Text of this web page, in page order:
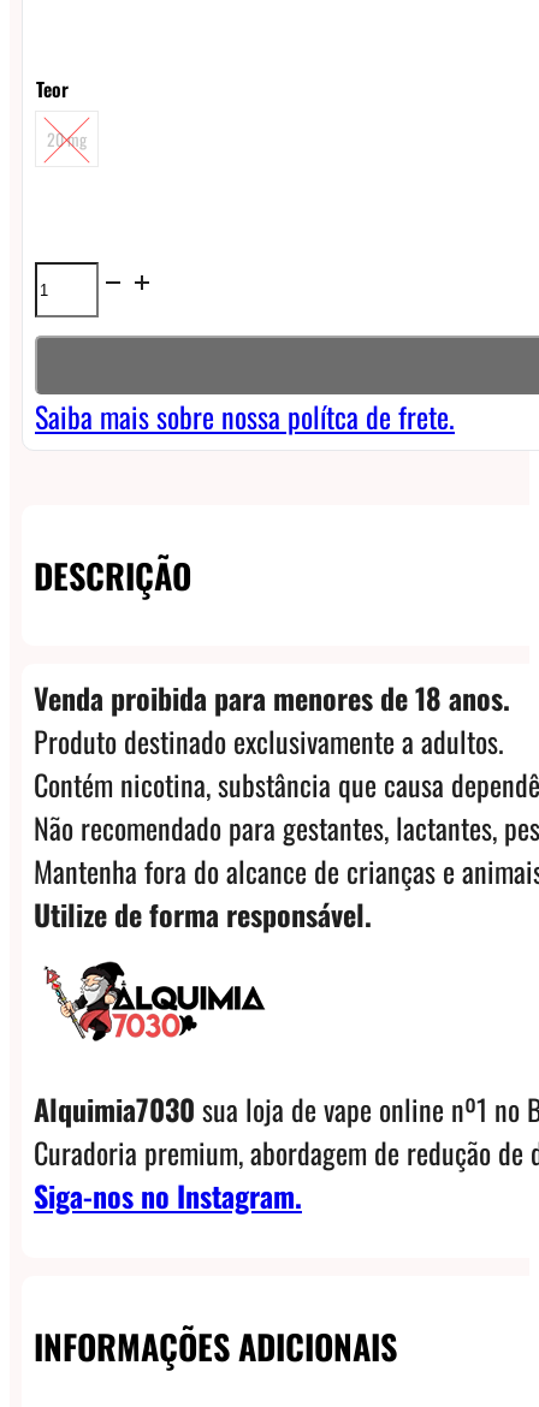
Teor
20 mg
Líquido
Magna
NicSalt
-
quantidade
Saiba mais sobre nossa polítca de frete.
DESCRIÇÃO
Venda proibida para menores de 18 anos.
Produto destinado exclusivamente a adultos.
Contém nicotina, substância que causa
Não recomendado para gestantes, lactantes,
Mantenha fora do alcance de crianças e
Utilize de forma responsável.
Alquimia7030sua loja de vape online nº1 no
Curadoria premium, abordagem de redução
Siga-nos no Instagram.
INFORMAÇÕES ADICIONAIS